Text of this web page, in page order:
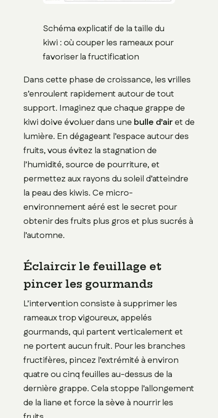
Schéma explicatif de la taille du
kiwi : où couper les rameaux pour
favoriser la fructification
Dans cette phase de croissance, les vrilles
s’enroulent rapidement autour de tout
support. Imaginez que chaque grappe de
kiwi doive évoluer dans unebulle d’airet de
lumière. En dégageant l’espace autour des
fruits, vous évitez la stagnation de
l’humidité, source de pourriture, et
permettez aux rayons du soleil d’atteindre
la peau des kiwis. Ce micro-
environnement aéré est le secret pour
obtenir des fruits plus gros et plus sucrés à
l’automne.
Éclaircir le feuillage et
pincer les gourmands
L’intervention consiste à supprimer les
rameaux trop vigoureux, appelés
gourmands, qui partent verticalement et
ne portent aucun fruit. Pour les branches
fructifères, pincez l’extrémité à environ
quatre ou cinq feuilles au-dessus de la
dernière grappe. Cela stoppe l’allongement
de la liane et force la sève à nourrir les